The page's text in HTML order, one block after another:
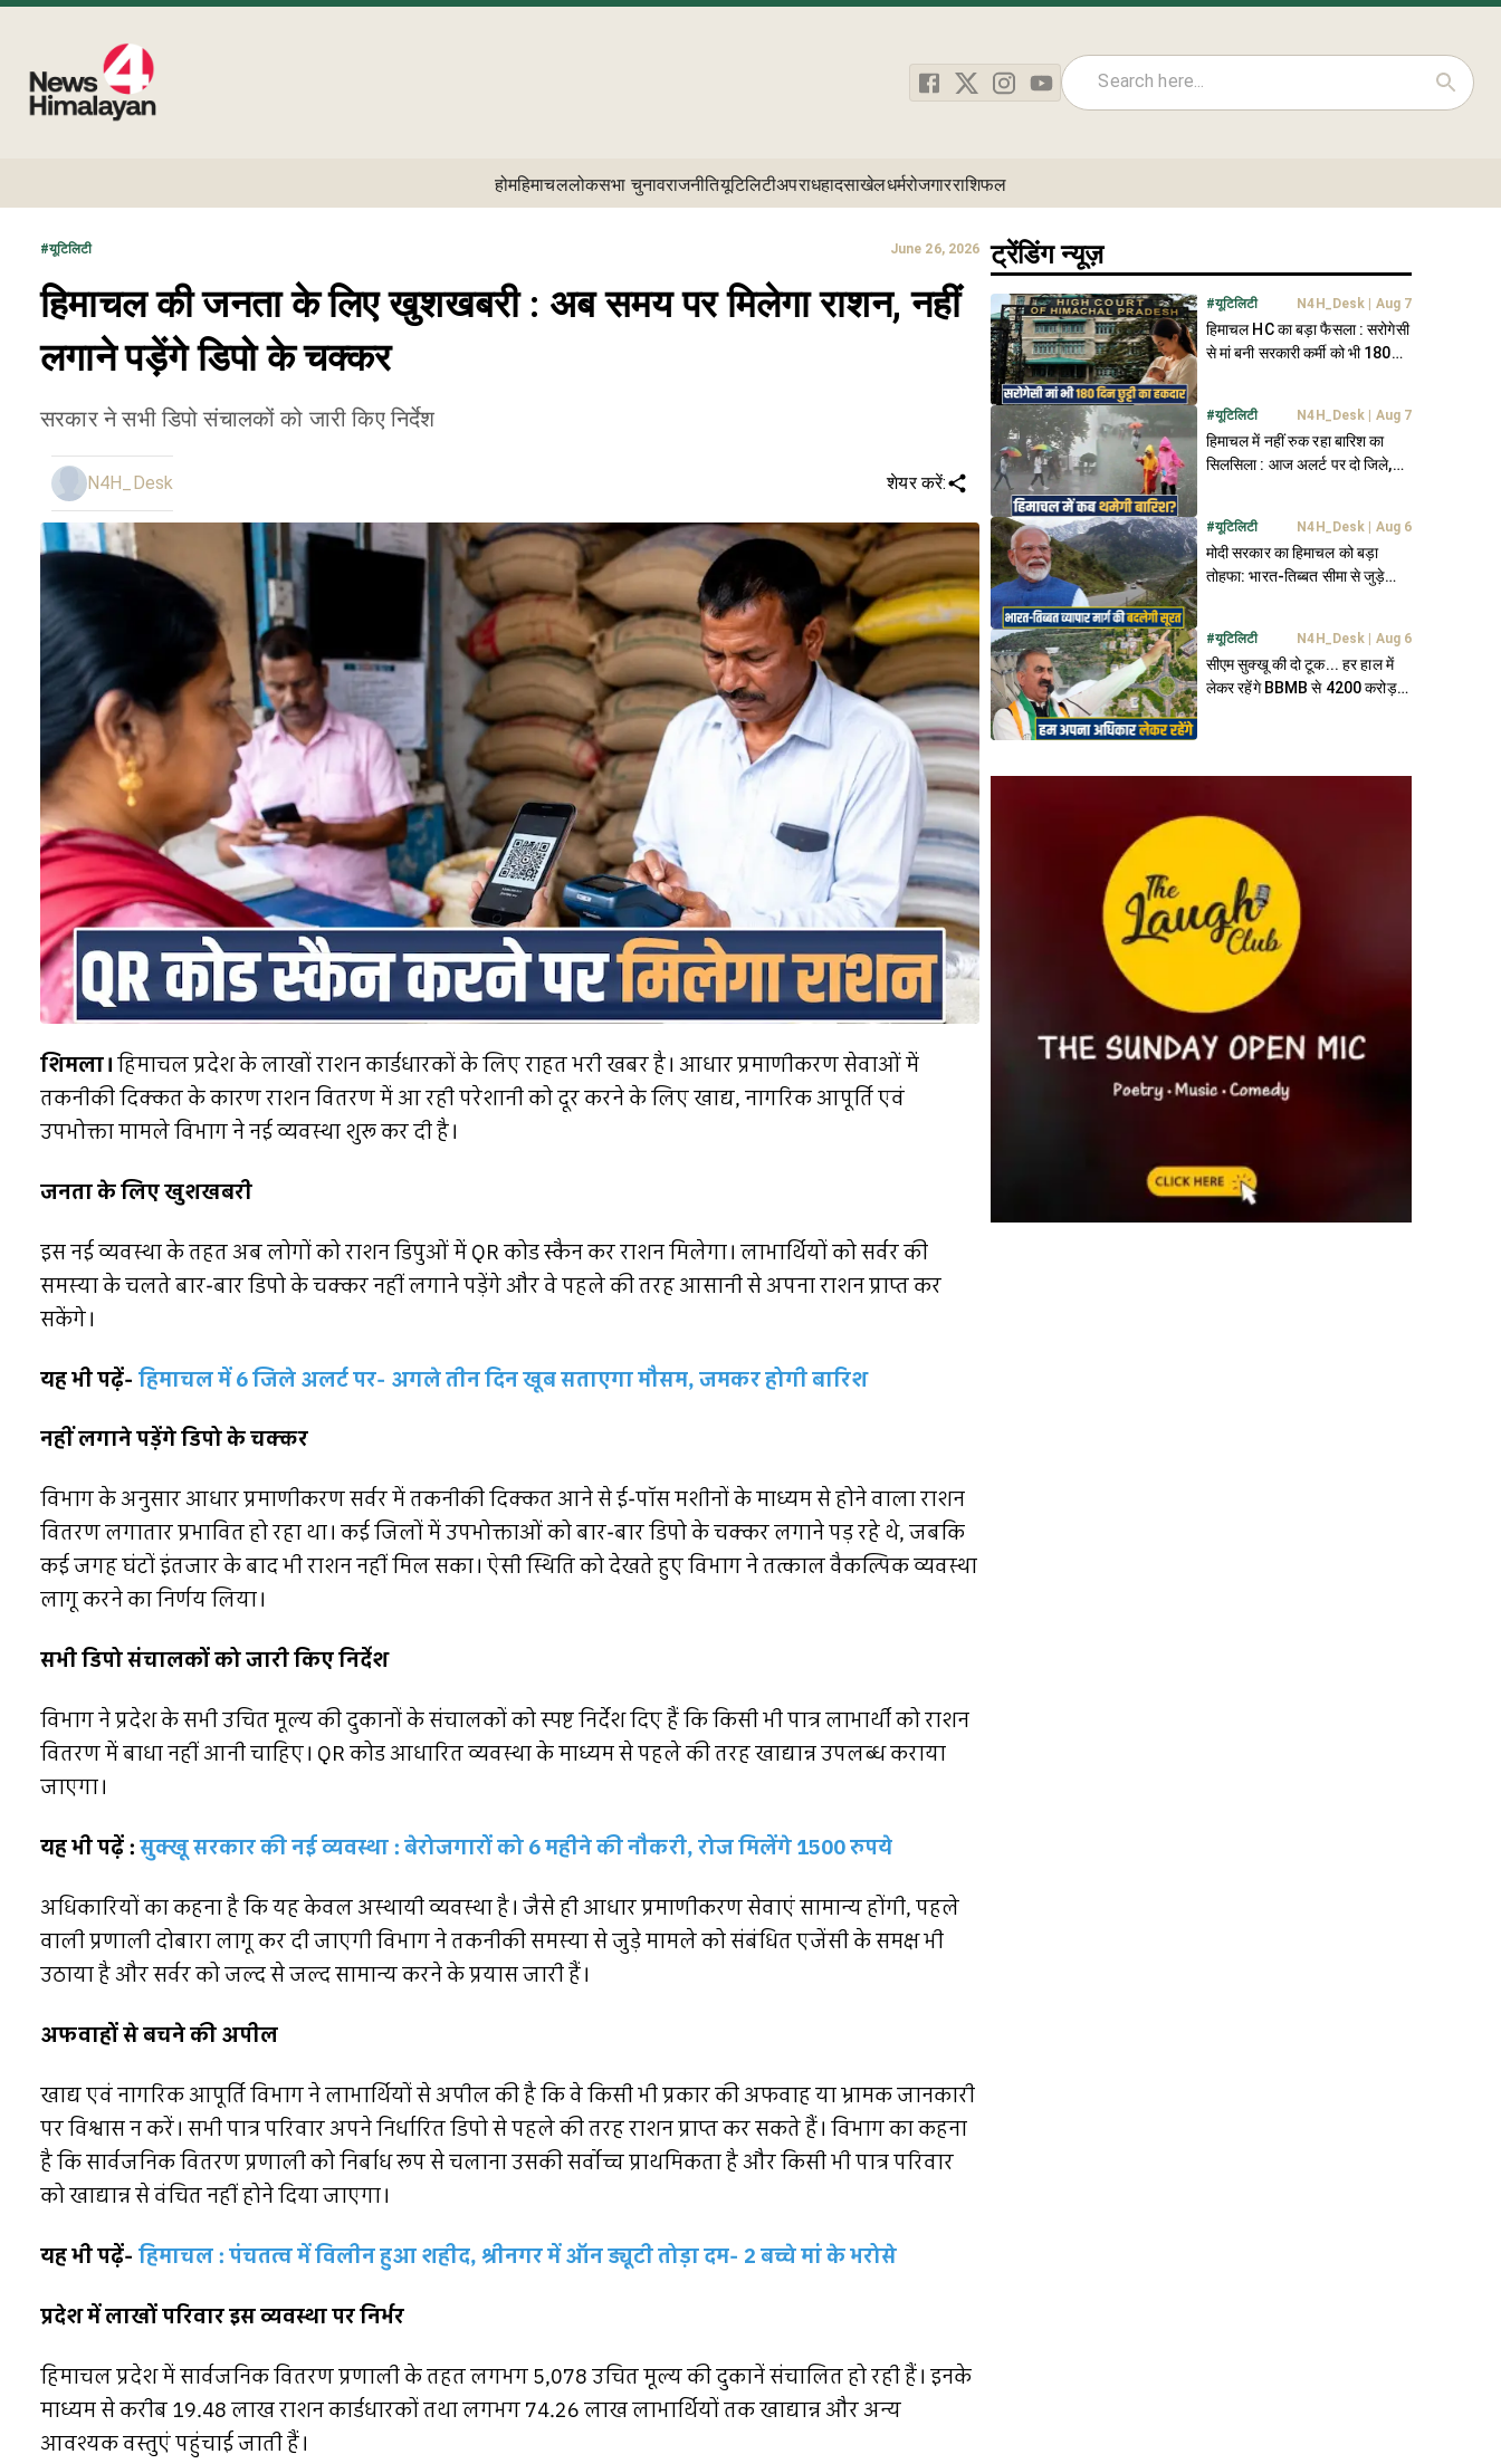
होमहिमाचललोकसभा चुनावराजनीतियूटिलिटीअपराधहादसाखेलधर्मरोजगारराशिफल
#यूटिलिटी June 26, 2026
हिमाचल की जनता के लिए खुशखबरी : अब समय पर मिलेगा राशन, नहीं
लगाने पड़ेंगे डिपो के चक्कर
सरकार ने सभी डिपो संचालकों को जारी किए निर्देश
N4H_Desk शेयर करें:
शिमला।हिमाचल प्रदेश के लाखों राशन कार्डधारकों के लिए राहत भरी खबर है। आधार प्रमाणीकरण सेवाओं में
तकनीकी दिक्कत के कारण राशन वितरण में आ रही परेशानी को दूर करने के लिए खाद्य, नागरिक आपूर्ति एवं
उपभोक्ता मामले विभाग ने नई व्यवस्था शुरू कर दी है।
जनता के लिए खुशखबरी
इस नई व्यवस्था के तहत अब लोगों को राशन डिपुओं में QR कोड स्कैन कर राशन मिलेगा। लाभार्थियों को सर्वर की
समस्या के चलते बार-बार डिपो के चक्कर नहीं लगाने पड़ेंगे और वे पहले की तरह आसानी से अपना राशन प्राप्त कर
सकेंगे।
यह भी पढ़ें- हिमाचल में 6 जिले अलर्ट पर- अगले तीन दिन खूब सताएगा मौसम, जमकर होगी बारिश
नहीं लगाने पड़ेंगे डिपो के चक्कर
विभाग के अनुसार आधार प्रमाणीकरण सर्वर में तकनीकी दिक्कत आने से ई-पॉस मशीनों के माध्यम से होने वाला राशन
वितरण लगातार प्रभावित हो रहा था। कई जिलों में उपभोक्ताओं को बार-बार डिपो के चक्कर लगाने पड़ रहे थे, जबकि
कई जगह घंटों इंतजार के बाद भी राशन नहीं मिल सका। ऐसी स्थिति को देखते हुए विभाग ने तत्काल वैकल्पिक व्यवस्था
लागू करने का निर्णय लिया।
सभी डिपो संचालकों को जारी किए निर्देश
विभाग ने प्रदेश के सभी उचित मूल्य की दुकानों के संचालकों को स्पष्ट निर्देश दिए हैं कि किसी भी पात्र लाभार्थी को राशन
वितरण में बाधा नहीं आनी चाहिए। QR कोड आधारित व्यवस्था के माध्यम से पहले की तरह खाद्यान्न उपलब्ध कराया
जाएगा।
यह भी पढ़ें :सुक्खू सरकार की नई व्यवस्था : बेरोजगारों को 6 महीने की नौकरी, रोज मिलेंगे 1500 रुपये
अधिकारियों का कहना है कि यह केवल अस्थायी व्यवस्था है। जैसे ही आधार प्रमाणीकरण सेवाएं सामान्य होंगी, पहले
वाली प्रणाली दोबारा लागू कर दी जाएगी विभाग ने तकनीकी समस्या से जुड़े मामले को संबंधित एजेंसी के समक्ष भी
उठाया है और सर्वर को जल्द से जल्द सामान्य करने के प्रयास जारी हैं।
अफवाहों से बचने की अपील
खाद्य एवं नागरिक आपूर्ति विभाग ने लाभार्थियों से अपील की है कि वे किसी भी प्रकार की अफवाह या भ्रामक जानकारी
पर विश्वास न करें। सभी पात्र परिवार अपने निर्धारित डिपो से पहले की तरह राशन प्राप्त कर सकते हैं। विभाग का कहना
है कि सार्वजनिक वितरण प्रणाली को निर्बाध रूप से चलाना उसकी सर्वोच्च प्राथमिकता है और किसी भी पात्र परिवार
को खाद्यान्न से वंचित नहीं होने दिया जाएगा।
यह भी पढ़ें- हिमाचल : पंचतत्व में विलीन हुआ शहीद, श्रीनगर में ऑन ड्यूटी तोड़ा दम- 2 बच्चे मां के भरोसे
प्रदेश में लाखों परिवार इस व्यवस्था पर निर्भर
हिमाचल प्रदेश में सार्वजनिक वितरण प्रणाली के तहत लगभग 5,078 उचित मूल्य की दुकानें संचालित हो रही हैं। इनके
माध्यम से करीब 19.48 लाख राशन कार्डधारकों तथा लगभग 74.26 लाख लाभार्थियों तक खाद्यान्न और अन्य
आवश्यक वस्तुएं पहुंचाई जाती हैं।
ट्रेंडिंग न्यूज़
#यूटिलिटी N4H_Desk Aug 7
हिमाचल HC का बड़ा फैसला : सरोगेसी
से मां बनी सरकारी कर्मी को भी 180
#यूटिलिटी N4H_Desk Aug 7
हिमाचल में नहीं रुक रहा बारिश का
सिलसिला : आज अलर्ट पर दो जिले,
#यूटिलिटी N4H_Desk Aug 6
मोदी सरकार का हिमाचल को बड़ा
तोहफा: भारत-तिब्बत सीमा से जुड़े
#यूटिलिटी N4H_Desk Aug 6
सीएम सुक्खू की दो टूक... हर हाल में
लेकर रहेंगे BBMB से 4200 करोड़